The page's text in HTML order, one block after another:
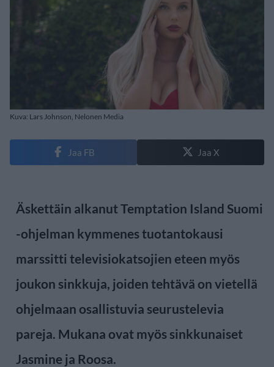
Kuva: Lars Johnson, Nelonen Media
Jaa FB Jaa X
Äskettäin alkanut Temptation Island Suomi
-ohjelman kymmenes tuotantokausi
marssitti televisiokatsojien eteen myös
joukon sinkkuja, joiden tehtävä on vietellä
ohjelmaan osallistuvia seurustelevia
pareja. Mukana ovat myös sinkkunaiset
Jasmine ja Roosa.